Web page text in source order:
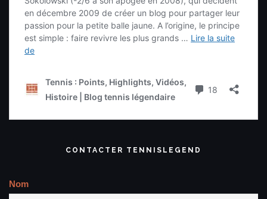
CONTACTER TENNISLEGEND
Nom